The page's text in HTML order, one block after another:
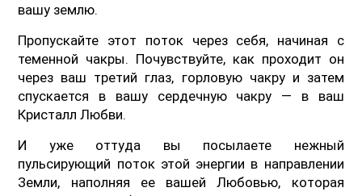
вашу землю.
Пропускайте этот поток через себя, начиная с
теменной чакры. Почувствуйте, как проходит он
через ваш третий глаз, горловую чакру и затем
спускается в вашу сердечную чакру — в ваш
Кристалл Любви.
И уже оттуда вы посылаете нежный
пульсирующий поток этой энергии в направлении
Земли, наполняя ее вашей Любовью, которая